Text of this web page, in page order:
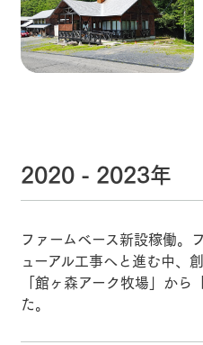
2020 - 2023年
ファームベース新設稼働。
ューアル工事へと進む中、
「館ヶ森アーク牧場」か
た。